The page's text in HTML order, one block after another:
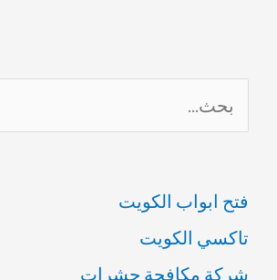
ل
ح
ث
فتح ابواب الكويت
تاكسي الكويت
شركة مكافحة حشرات